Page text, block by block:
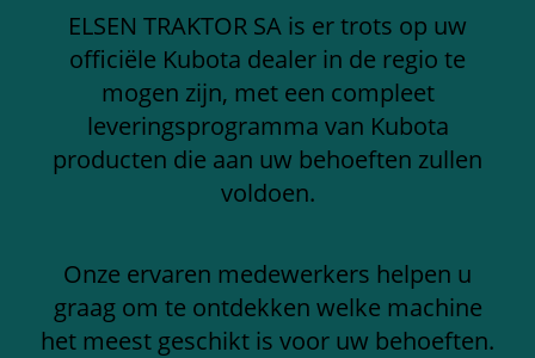
ELSEN TRAKTOR SA is er trots op uw
officiële Kubota dealer in de regio te
mogen zijn, met een compleet
leveringsprogramma van Kubota
producten die aan uw behoeften zullen
voldoen.
Onze ervaren medewerkers helpen u
graag om te ontdekken welke machine
het meest geschikt is voor uw behoeften.